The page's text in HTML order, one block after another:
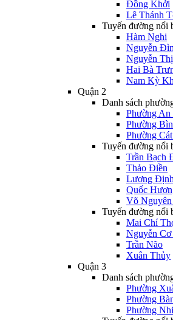
Đồng Khởi
Lê Thánh
Tuyến đường nổi
Hàm Nghi
Nguyễn
Nguyễn
Hai Bà
Nam Kỳ
Quận 2
Danh sách
Phường An
Phường
Phường
Tuyến đường nổi
Trần Bạch
Thảo Điền
Lương
Quốc
Võ
Tuyến đường nổi
Mai Chí
Nguyễn Cơ
Trần Não
Xuân Thủy
Quận 3
Danh sách
Phường
Phường
Phường